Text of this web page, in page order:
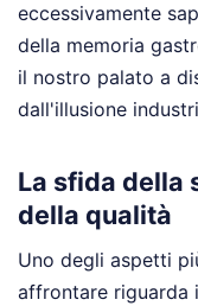
eccessivamente
della memoria
il nostro palato a
dall'illusione
La sfida della
della qualità
Uno degli aspetti
affrontare riguarda